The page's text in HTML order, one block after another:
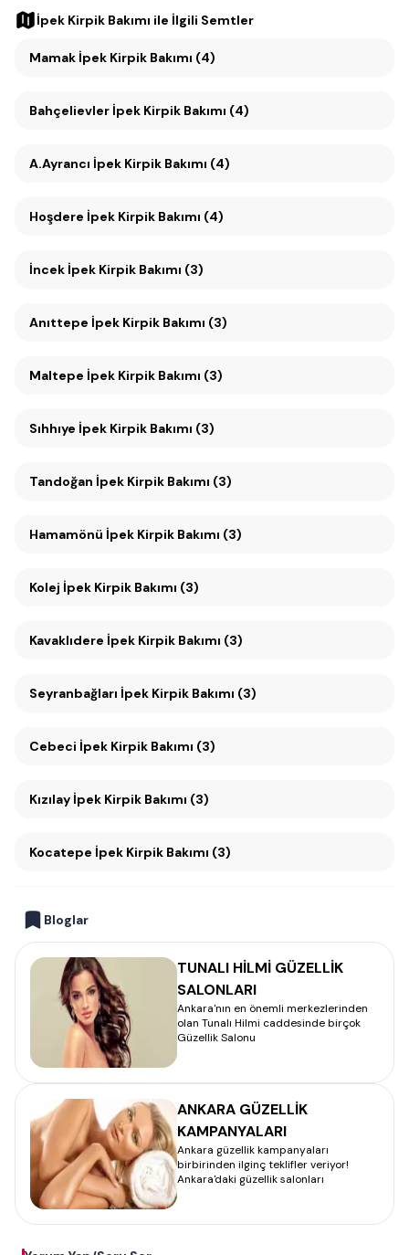
İpek Kirpik Bakımı ile İlgili Semtler
Mamak İpek Kirpik Bakımı (4)
Bahçelievler İpek Kirpik Bakımı (4)
A.Ayrancı İpek Kirpik Bakımı (4)
Hoşdere İpek Kirpik Bakımı (4)
İncek İpek Kirpik Bakımı (3)
Anıttepe İpek Kirpik Bakımı (3)
Maltepe İpek Kirpik Bakımı (3)
Sıhhıye İpek Kirpik Bakımı (3)
Tandoğan İpek Kirpik Bakımı (3)
Hamamönü İpek Kirpik Bakımı (3)
Kolej İpek Kirpik Bakımı (3)
Kavaklıdere İpek Kirpik Bakımı (3)
Seyranbağları İpek Kirpik Bakımı (3)
Cebeci İpek Kirpik Bakımı (3)
Kızılay İpek Kirpik Bakımı (3)
Kocatepe İpek Kirpik Bakımı (3)
Bloglar
TUNALI HİLMİ GÜZELLİK
SALONLARI
Ankara'nın en önemli merkezlerinden
olan Tunalı Hilmi caddesinde birçok
Güzellik Salonu
ANKARA GÜZELLİK
KAMPANYALARI
Ankara güzellik kampanyaları
birbirinden ilginç teklifler veriyor!
Ankara'daki güzellik salonları